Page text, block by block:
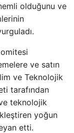
olduğunu ve
ve satın
ve Teknolojik
tarafından
teknolojik
yoğun
etti.